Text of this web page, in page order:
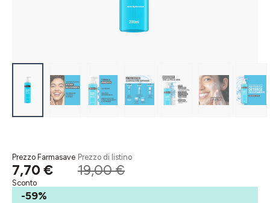
Prezzo Farmasave
7,70 €
Prezzo di listino
19,00 €
Sconto
-59%